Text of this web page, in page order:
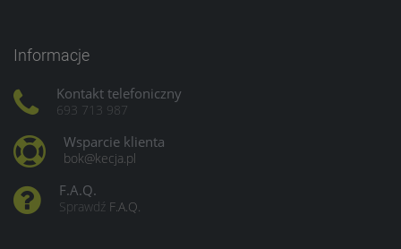
Informacje
Kontakt telefoniczny
693 713 987
Wsparcie klienta
bok@kecja.pl
F.A.Q.
Sprawdź F.A.Q.